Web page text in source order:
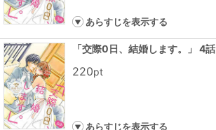
あらすじを表示する
「交際0日、結婚します。」 4話
220pt
あらすじを表示する